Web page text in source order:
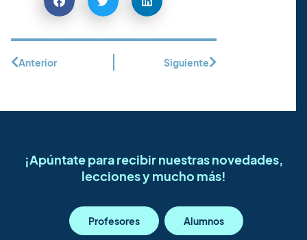
Anterior Siguiente
¡Apúntate para recibir nuestras novedades,
lecciones y mucho más!
Profesores Alumnos